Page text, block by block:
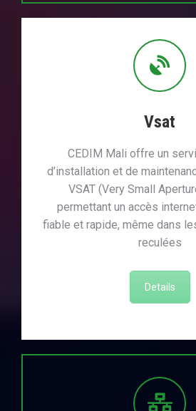
Vsat
CEDIM Mali offre un
d’installation et de
VSAT (Very Small
permettant un accès
fiable et rapide, même dans
reculées
Details